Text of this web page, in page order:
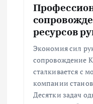
ресурсов
Экономия сил
сопровождение
сталкивается с
компании
Десятки задач